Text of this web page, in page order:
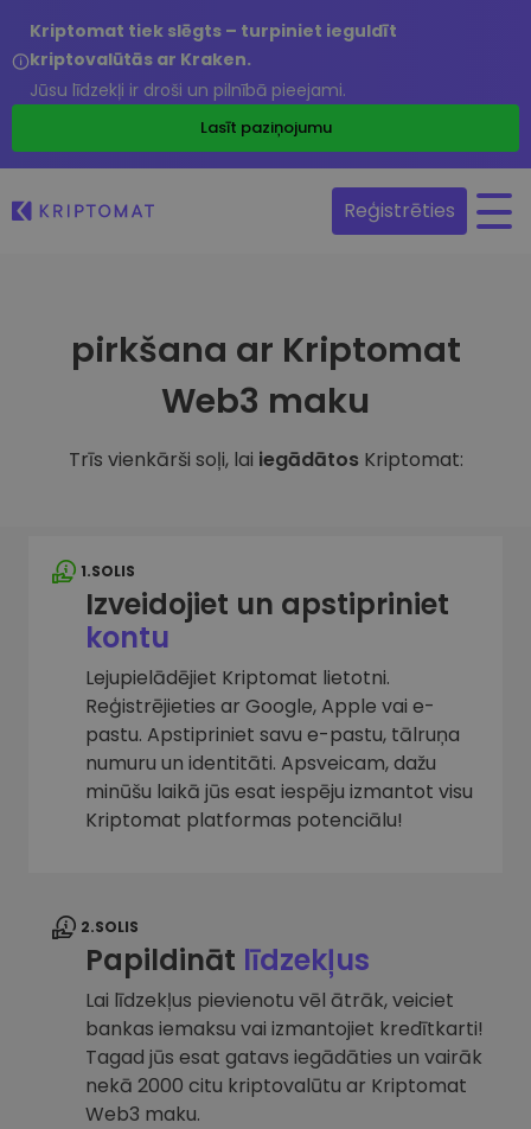
Kriptomat tiek slēgts – turpiniet ieguldīt
kriptovalūtās ar Kraken.
Jūsu līdzekļi ir droši un pilnībā pieejami.
Lasīt paziņojumu
Reģistrēties
pirkšana ar Kriptomat
Web3 maku
Trīs vienkārši soļi, lai iegādātos Kriptomat:
1.SOLIS
Izveidojiet un apstipriniet
kontu
Lejupielādējiet Kriptomat lietotni.
Reģistrējieties ar Google, Apple vai e-
pastu. Apstipriniet savu e-pastu, tālruņa
numuru un identitāti. Apsveicam, dažu
minūšu laikā jūs esat iespēju izmantot visu
Kriptomat platformas potenciālu!
2.SOLIS
Papildināt līdzekļus
Lai līdzekļus pievienotu vēl ātrāk, veiciet
bankas iemaksu vai izmantojiet kredītkarti!
Tagad jūs esat gatavs iegādāties un vairāk
nekā 2000 citu kriptovalūtu ar Kriptomat
Web3 maku.